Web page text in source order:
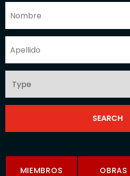
MIEMBROS OBRAS